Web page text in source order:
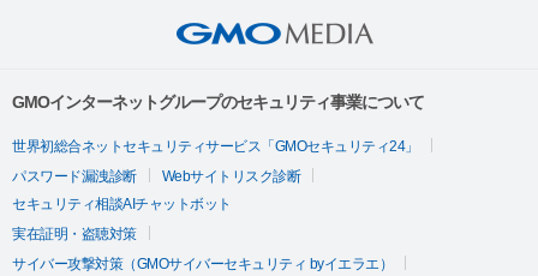
GMOインターネットグループのセキュリティ事業について
世界初総合ネットセキュリティサービス「GMOセキュリティ24」
パスワード漏洩診断
Webサイトリスク診断
セキュリティ相談AIチャットボット
実在証明・盗聴対策
サイバー攻撃対策（GMOサイバーセキュリティ byイエラエ）